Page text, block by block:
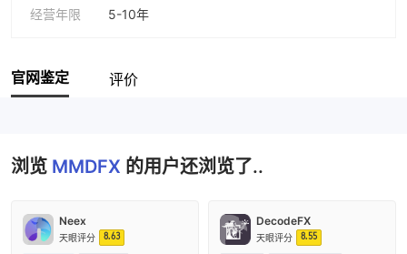
经营年限
5-10年
官网鉴定 评价
浏览 MMDFX 的用户还浏览了..
Neex
天眼评分 8.63
DecodeFX
天眼评分 8.55